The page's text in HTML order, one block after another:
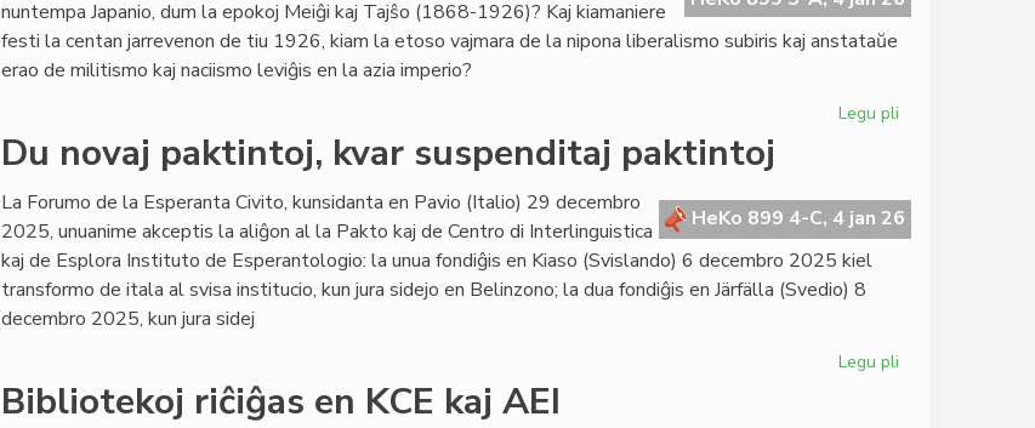
nuntempa Japanio, dum la epokoj Meiĝi kaj Tajŝo (1868-1926)? Kaj kiamaniere
festi la centan jarrevenon de tiu 1926, kiam la etoso vajmara de la nipona liberalismo subiris kaj anstataŭe
erao de militismo kaj naciismo leviĝis en la azia imperio?
Legu pli
fondota
Du novaj paktintoj, kvar suspenditaj paktintoj
HeKo 899 4-C, 4 jan 26
La Forumo de la Esperanta Civito, kunsidanta en Pavio (Italio) 29 decembro
2025, unuanime akceptis la aliĝon al la Pakto kaj de Centro di Interlinguistica
kaj de Esplora Instituto de Esperantologio: la unua fondiĝis en Kiaso (Svislando) 6 decembro 2025 kiel
transformo de itala al svisa institucio, kun jura sidejo en Belinzono; la dua fondiĝis en Järfälla (Svedio) 8
decembro 2025, kun jura sidej
Legu pli
Bibliotekoj riĉiĝas en KCE kaj AEI